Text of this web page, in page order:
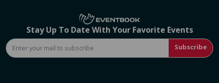
Stay Up To Date With Your Favorite Events
Subscribe